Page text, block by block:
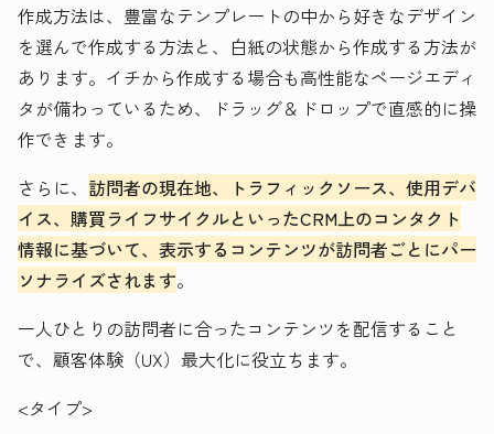
作成方法は、豊富なテンプレートの中から好きなデザイン
を選んで作成する方法と、白紙の状態から作成する方法が
あります。イチから作成する場合も高性能なページエディ
タが備わっているため、ドラッグ＆ドロップで直感的に操
作できます。
さらに、 訪問者の現在地、トラフィックソース、使用デバ
イス、購買ライフサイクルといったCRM上のコンタクト
情報に基づいて、表示するコンテンツが訪問者ごとにパー
ソナライズされます。
一人ひとりの訪問者に合ったコンテンツを配信すること
で、顧客体験（UX）最大化に役立ちます。
<タイプ>